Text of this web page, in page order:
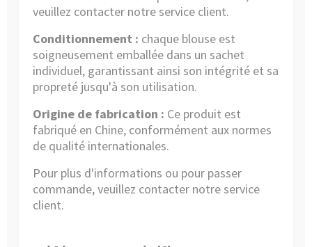
veuillez contacter notre service client.
Conditionnement : chaque blouse est
soigneusement emballée dans un sachet
individuel, garantissant ainsi son intégrité et sa
propreté jusqu'à son utilisation.
Origine de fabrication : Ce produit est
fabriqué en Chine, conformément aux normes
de qualité internationales.
Pour plus d'informations ou pour passer
commande, veuillez contacter notre service
client.